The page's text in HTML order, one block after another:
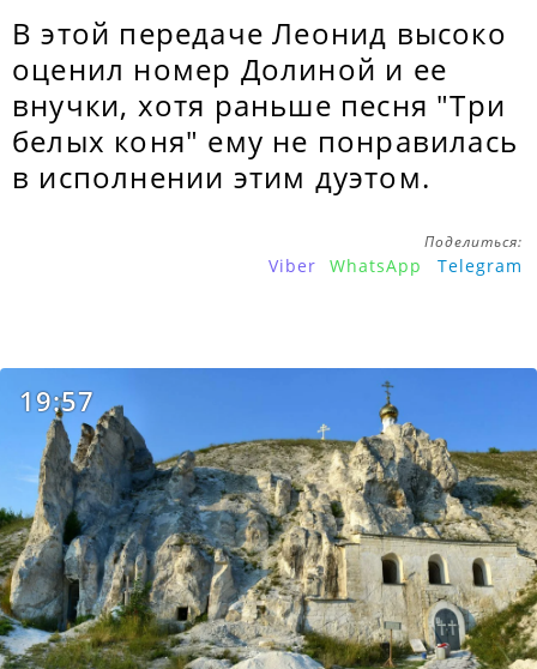
В этой передаче Леонид высоко
оценил номер Долиной и ее
внучки, хотя раньше песня "Три
белых коня" ему не понравилась
в исполнении этим дуэтом.
Поделиться:
Viber WhatsApp Telegram
19:57